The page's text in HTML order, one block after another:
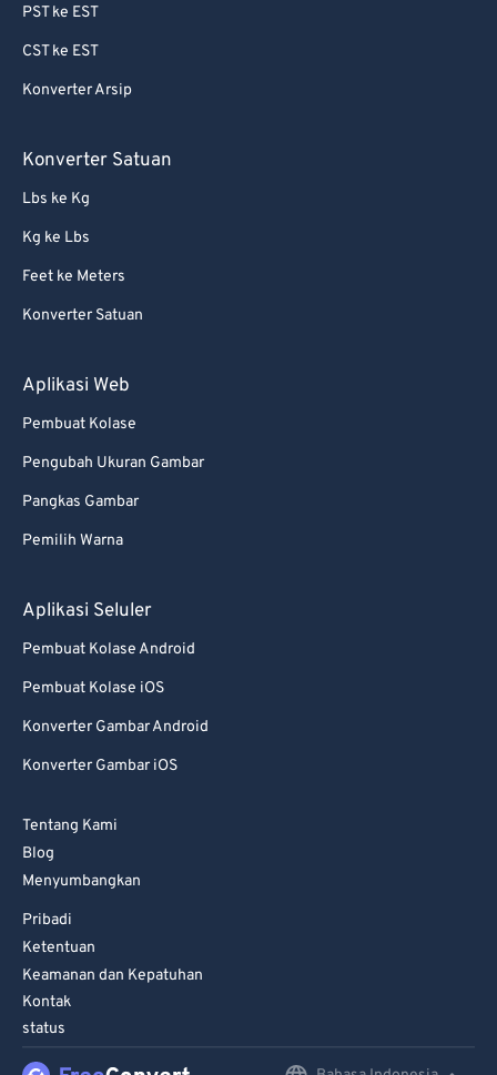
PST ke EST
CST ke EST
Konverter Arsip
Konverter Satuan
Lbs ke Kg
Kg ke Lbs
Feet ke Meters
Konverter Satuan
Aplikasi Web
Pembuat Kolase
Pengubah Ukuran Gambar
Pangkas Gambar
Pemilih Warna
Aplikasi Seluler
Pembuat Kolase Android
Pembuat Kolase iOS
Konverter Gambar Android
Konverter Gambar iOS
Tentang Kami
Blog
Menyumbangkan
Pribadi
Ketentuan
Keamanan dan Kepatuhan
Kontak
status